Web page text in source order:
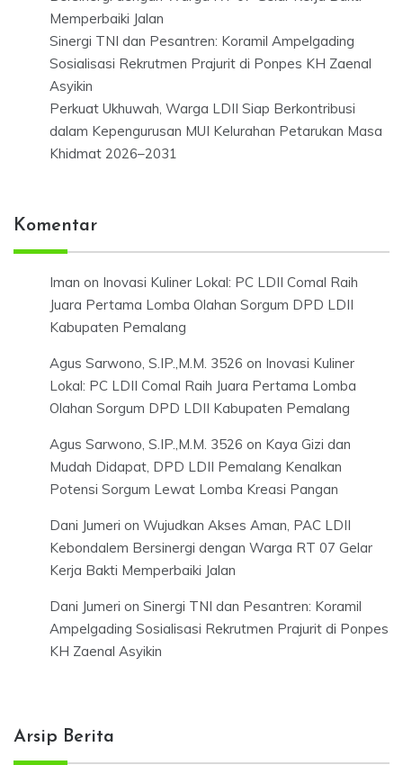
Memperbaiki Jalan
Sinergi TNI dan Pesantren: Koramil Ampelgading
Sosialisasi Rekrutmen Prajurit di Ponpes KH Zaenal
Asyikin
Perkuat Ukhuwah, Warga LDII Siap Berkontribusi
dalam Kepengurusan MUI Kelurahan Petarukan Masa
Khidmat 2026–2031
Komentar
Iman on Inovasi Kuliner Lokal: PC LDII Comal Raih
Juara Pertama Lomba Olahan Sorgum DPD LDII
Kabupaten Pemalang
Agus Sarwono, S.IP.,M.M. 3526 on Inovasi Kuliner
Lokal: PC LDII Comal Raih Juara Pertama Lomba
Olahan Sorgum DPD LDII Kabupaten Pemalang
Agus Sarwono, S.IP.,M.M. 3526 on Kaya Gizi dan
Mudah Didapat, DPD LDII Pemalang Kenalkan
Potensi Sorgum Lewat Lomba Kreasi Pangan
Dani Jumeri on Wujudkan Akses Aman, PAC LDII
Kebondalem Bersinergi dengan Warga RT 07 Gelar
Kerja Bakti Memperbaiki Jalan
Dani Jumeri on Sinergi TNI dan Pesantren: Koramil
Ampelgading Sosialisasi Rekrutmen Prajurit di Ponpes
KH Zaenal Asyikin
Arsip Berita